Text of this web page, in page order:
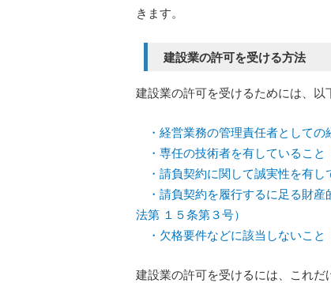
きます。
建設業の許可を受ける方法
建設業の許可を受けるためには、以
・経営業務の管理責任者としての
・専任の技術者を有していること
・請負契約に関して誠実性を有し
・請負契約を履行するに足る財産
法第 １５条第３号）
・欠格要件などに該当しないこと
建設業の許可を受けるには、これ